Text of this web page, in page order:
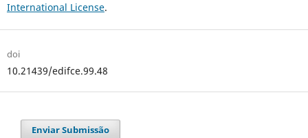
International License.
doi
10.21439/edifce.99.48
Enviar Submissão